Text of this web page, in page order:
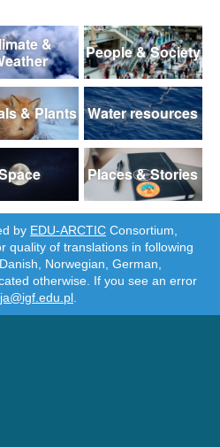
&
People & Society
& Plants Water resources
Places & Stories
by EDU-ARCTIC Consortium,
quality of translations in following
Norwegian, German,
otherwise. If you see an error